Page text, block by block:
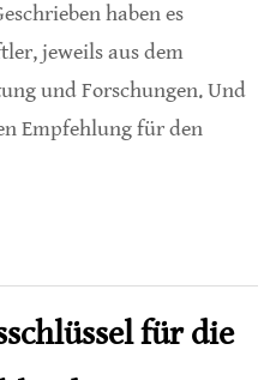
haben es
jeweils aus dem
und Forschungen. Und
Empfehlung für den
für die